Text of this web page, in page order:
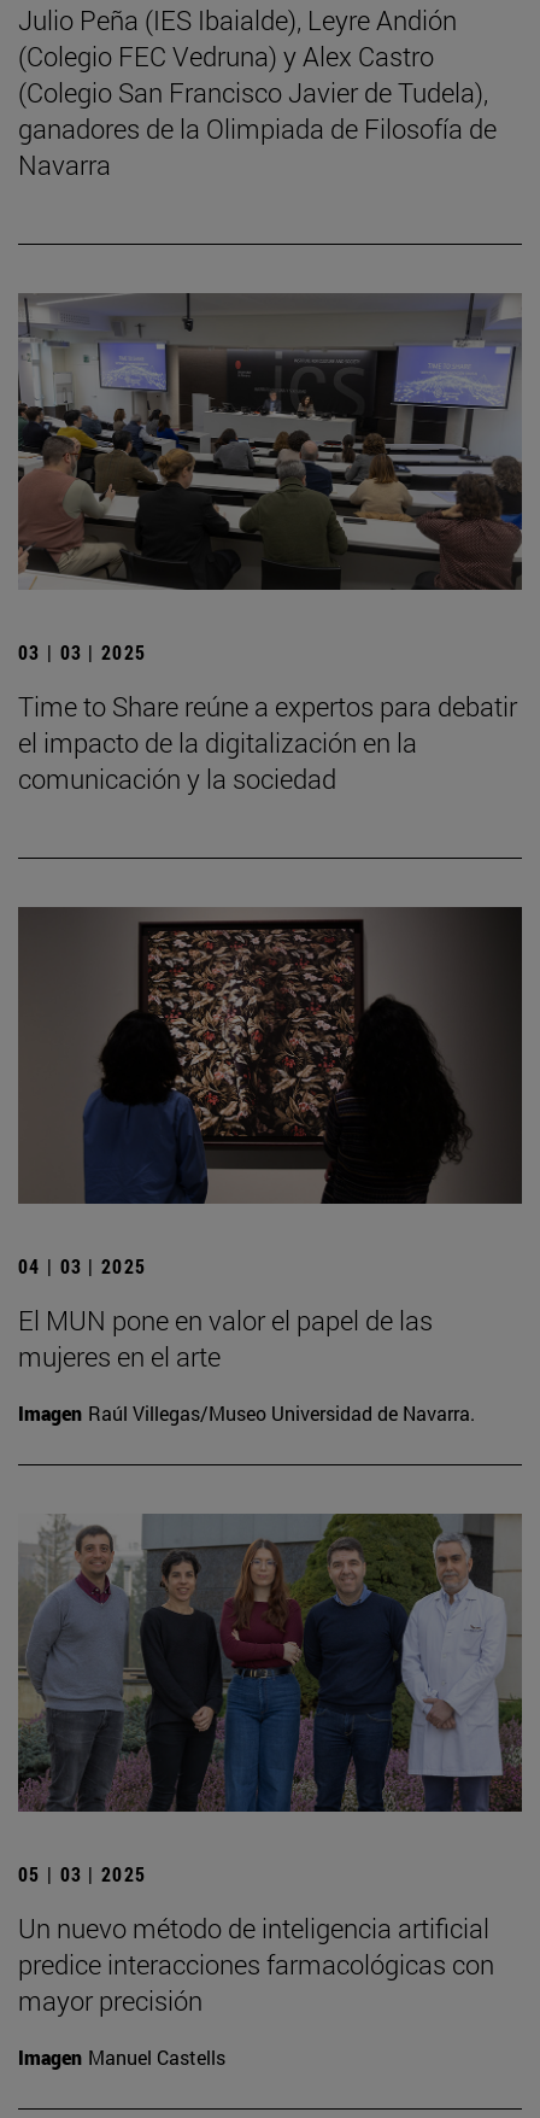
Julio Peña (IES Ibaialde), Leyre Andión
(Colegio FEC Vedruna) y Alex Castro
(Colegio San Francisco Javier de Tudela),
ganadores de la Olimpiada de Filosofía de
Navarra
03 | 03 | 2025
Time to Share reúne a expertos para debatir
el impacto de la digitalización en la
comunicación y la sociedad
04 | 03 | 2025
El MUN pone en valor el papel de las
mujeres en el arte
Imagen Raúl Villegas/Museo Universidad de Navarra.
05 | 03 | 2025
Un nuevo método de inteligencia artificial
predice interacciones farmacológicas con
mayor precisión
Imagen Manuel Castells